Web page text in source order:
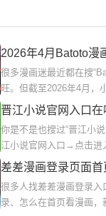
2026年4月Batoto漫
很多漫画迷最近都在搜
旺。但截至2026年4月，
晋江小说官网入口
你是不是也搜过“晋江小
江小说官网入口→点击进
差差漫画登录页面
很多人找差差漫画登录
录、怎么在首页看漫画